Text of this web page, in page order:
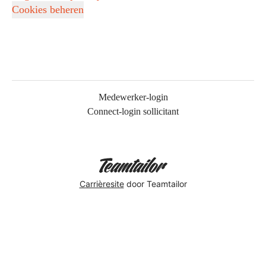
Cookies beheren
Medewerker-login
Connect-login sollicitant
Carrièresitedoor Teamtailor